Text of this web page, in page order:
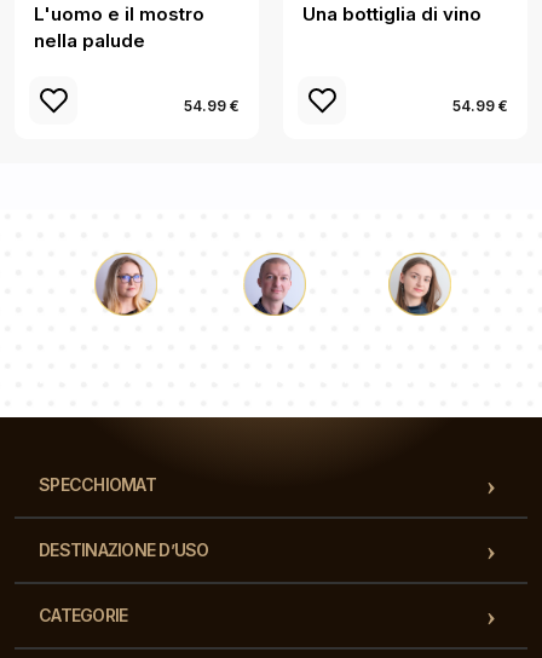
L'uomo e il mostro
nella palude
54.99 €
Una bottiglia di vino
54.99 €
SPECCHIOMAT
DESTINAZIONE D’USO
CATEGORIE